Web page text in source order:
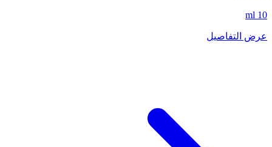
10 ml
عرض التفاصيل